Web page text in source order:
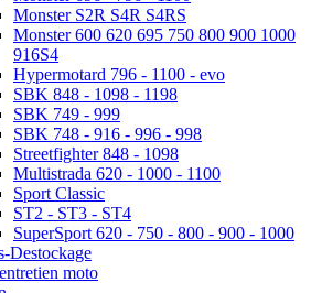
Monster S2R S4R S4RS
Monster 600 620 695 750 800 900 1000
916S4
Hypermotard 796 - 1100 - evo
SBK 848 - 1098 - 1198
SBK 749 - 999
SBK 748 - 916 - 996 - 998
Streetfighter 848 - 1098
Multistrada 620 - 1000 - 1100
Sport Classic
ST2 - ST3 - ST4
SuperSport 620 - 750 - 800 - 900 - 1000
Destockage
moto